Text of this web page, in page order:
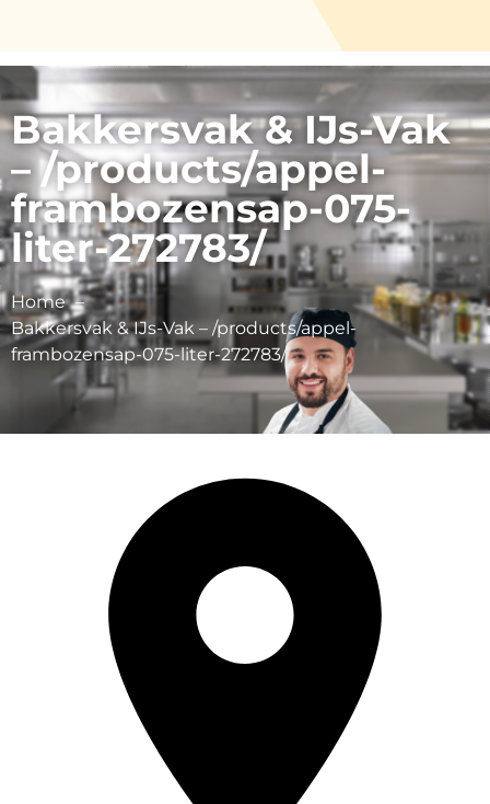
Bakkersvak & IJs-Vak
– /products/appel-
frambozensap-075-
liter-272783/
Home
Bakkersvak & IJs-Vak – /products/appel-
frambozensap-075-liter-272783/
Schulp Vruchtensappen